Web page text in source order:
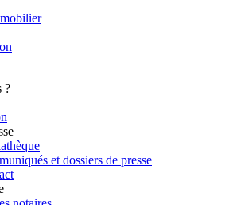
?
et dossiers de presse